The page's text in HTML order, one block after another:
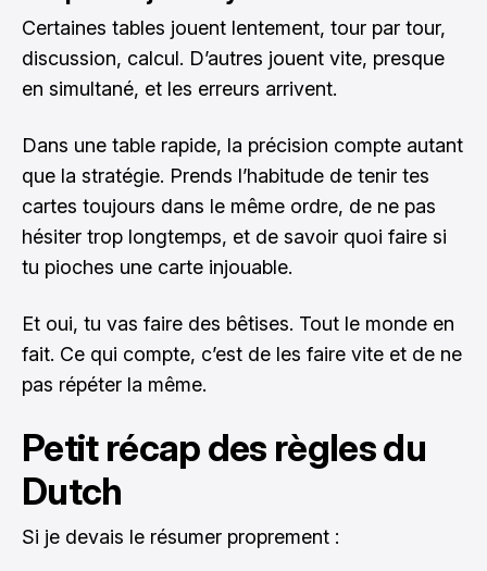
Certaines tables jouent lentement, tour par tour,
discussion, calcul. D’autres jouent vite, presque
en simultané, et les erreurs arrivent.
Dans une table rapide, la précision compte autant
que la stratégie. Prends l’habitude de tenir tes
cartes toujours dans le même ordre, de ne pas
hésiter trop longtemps, et de savoir quoi faire si
tu pioches une carte injouable.
Et oui, tu vas faire des bêtises. Tout le monde en
fait. Ce qui compte, c’est de les faire vite et de ne
pas répéter la même.
Petit récap des règles du
Dutch
Si je devais le résumer proprement :